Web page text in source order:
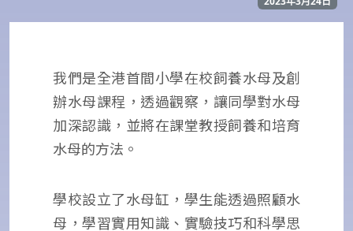
我們是全港首間小學在校飼養水母及創
辦水母課程，透過觀察，讓同學對水母
加深認識，並將在課堂教授飼養和培育
水母的方法。
學校設立了水母缸，學生能透過照顧水
母，學習實用知識、實驗技巧和科學思